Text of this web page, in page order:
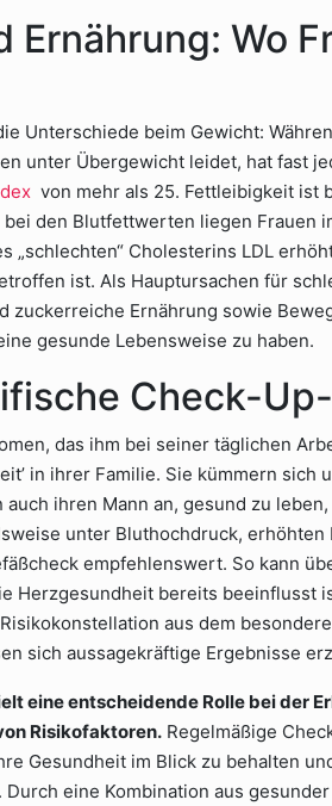
Ernährung: Wo
Unterschiede beim Gewicht:
unter Übergewicht leidet, hat fast
von mehr als 25. Fettleibigkeit ist
bei den Blutfettwerten liegen Frauen
„schlechten“ Cholesterins LDL
ist. Als Hauptursachen für
zuckerreiche Ernährung sowie
gesunde Lebensweise zu haben.
Check-
das ihm bei seiner täglichen
in ihrer Familie. Sie kümmern sich
ihren Mann an, gesund zu
unter Bluthochdruck,
empfehlenswert. So kann
Herzgesundheit bereits beeinflusst
aus dem
sich aussagekräftige Ergebnisse
eine entscheidende Rolle bei der
Risikofaktoren. Regelmäßige
Gesundheit im Blick zu behalten
eine Kombination aus